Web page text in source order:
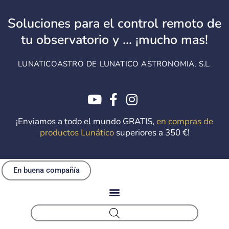
contenido
Soluciones para el control remoto de
tu observatorio y ... ¡mucho mas!
LUNATICOASTRO DE LUNATICO ASTRONOMIA, S.L.
¡Enviamos a todo el mundo GRATIS, en compras de
productos Lunáticosuperiores a 350 €!
En buena compañía